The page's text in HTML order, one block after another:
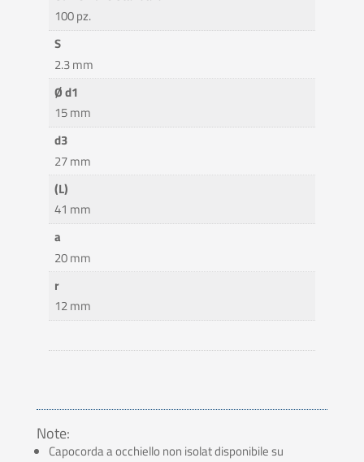
100 pz.
S
2.3 mm
Ø d1
15 mm
d3
27 mm
(L)
41 mm
a
20 mm
r
12 mm
Note:
Capocorda a occhiello non isolat disponibile su